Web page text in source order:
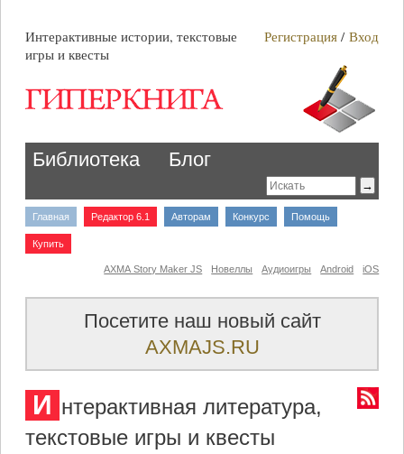
Интерактивные истории, текстовые
игры и квесты
Регистрация /Вход
Библиотека Блог
Главная Редактор 6.1 Авторам Конкурс Помощь
Купить
iOS
Android
Аудиоигры
Новеллы
AXMA Story Maker JS
Посетите наш новый сайт
AXMAJS.RU
И нтерактивная литература,
текстовые игры и квесты